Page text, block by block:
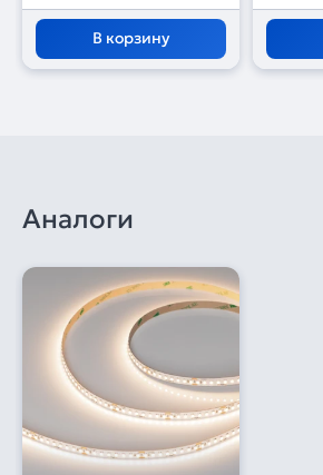
В корзину
Аналоги